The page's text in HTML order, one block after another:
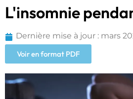
L'insomnie
Dernière mise à jour : mars
Voir en format PDF